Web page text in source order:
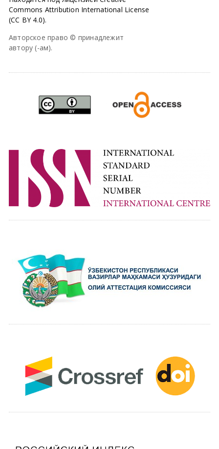
Commons Attribution International License
(CC BY 4.0).
Авторское право © принадлежит
автору (-ам).